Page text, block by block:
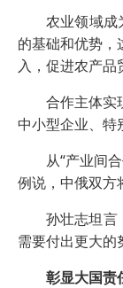
农业领域成为
的基础和优势
入，促进农产品
合作主体实现
中小型企业、特
从“产业间合
例说，中俄双方
孙壮志坦言，
需要付出更大的
彰显大国责